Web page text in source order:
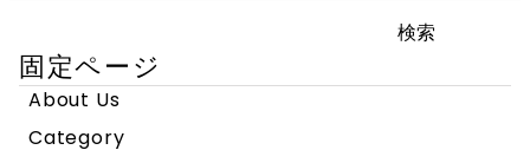
索:
固定ページ
About Us
Category